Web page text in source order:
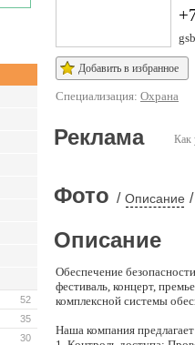
52
35
30
Добавить в избранное
Специализация: Охрана
Как
Реклама
Фото / Описание /
Описание
Обеспечение
фестиваль, концерт,
комплексной системы
Наша компания